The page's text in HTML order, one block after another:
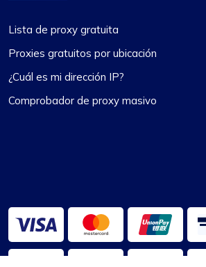
Lista de proxy gratuita
Proxies gratuitos por ubicación
¿Cuál es mi dirección IP?
Comprobador de proxy masivo